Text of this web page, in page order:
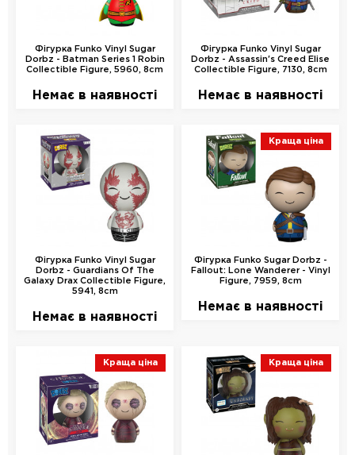
Фігурка Funko Vinyl Sugar
Dorbz - Batman Series 1 Robin
Collectible Figure, 5960, 8cm
Немає в наявності
Фігурка Funko Vinyl Sugar
Dorbz - Assassin's Creed Elise
Collectible Figure, 7130, 8cm
Немає в наявності
Фігурка Funko Vinyl Sugar
Dorbz - Guardians Of The
Galaxy Drax Collectible Figure,
5941, 8cm
Немає в наявності
Краща ціна
Фігурка Funko Sugar Dorbz -
Fallout: Lone Wanderer - Vinyl
Figure, 7959, 8cm
Немає в наявності
Краща ціна Краща ціна